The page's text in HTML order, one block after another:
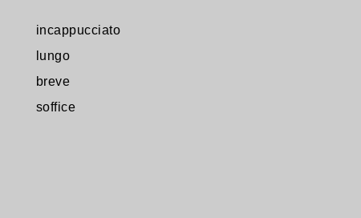
incappucciato
lungo
breve
soffice